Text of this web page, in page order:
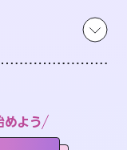
めよう